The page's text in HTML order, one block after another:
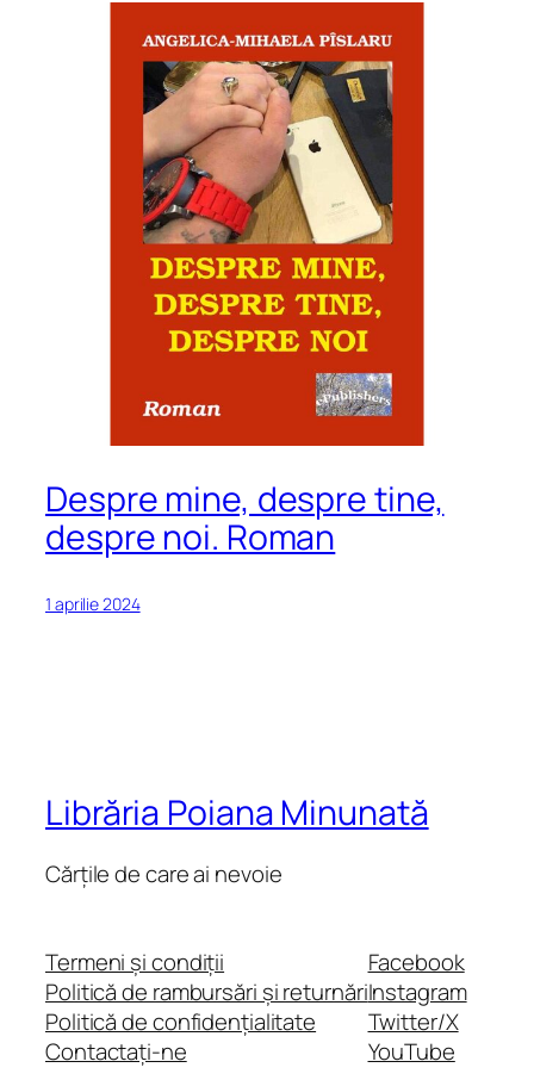
Despre mine, despre tine,
despre noi. Roman
1 aprilie 2024
Librăria Poiana Minunată
Cărțile de care ai nevoie
Termeni și condiții
Politică de rambursări și returnări
Politică de confidențialitate
Contactați-ne
Facebook
Instagram
Twitter/X
YouTube